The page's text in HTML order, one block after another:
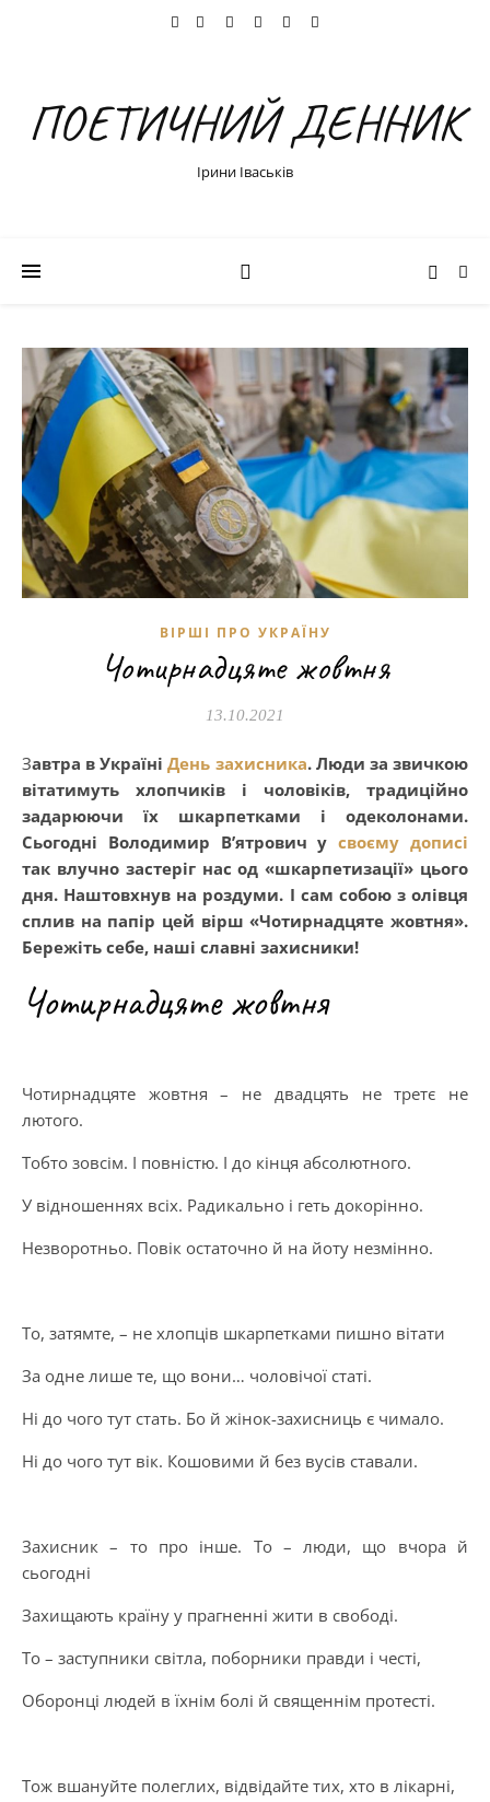
ПОЕТИЧНИЙ ДЕННИК
Ірини Іваськів
ВІРШІ ПРО УКРАЇНУ
Чотирнадцяте жовтня
13.10.2021
Завтра в УкраїніДень захисника. Люди за звичкою
вітатимуть хлопчиків і чоловіків, традиційно
задарюючи їх шкарпетками і одеколонами.
Сьогодні Володимир В’ятрович усвоєму дописі
так влучно застеріг нас од «шкарпетизації» цього
дня. Наштовхнув на роздуми. І сам собою з олівця
сплив на папір цей вірш «Чотирнадцяте жовтня».
Бережіть себе, наші славні захисники!
Чотирнадцяте жовтня
Чотирнадцяте жовтня – не двадцять не третє не
лютого.
Тобто зовсім. І повністю. І до кінця абсолютного.
У відношеннях всіх. Радикально і геть докорінно.
Незворотньо. Повік остаточно й на йоту незмінно.
То, затямте, – не хлопців шкарпетками пишно вітати
За одне лише те, що вони… чоловічої статі.
Ні до чого тут стать. Бо й жінок-захисниць є чимало.
Ні до чого тут вік. Кошовими й без вусів ставали.
Захисник – то про інше. То – люди, що вчора й
сьогодні
Захищають країну у прагненні жити в свободі.
То – заступники світла, поборники правди і честі,
Оборонці людей в їхнім болі й священнім протесті.
Тож вшануйте полеглих, відвідайте тих, хто в лікарні,